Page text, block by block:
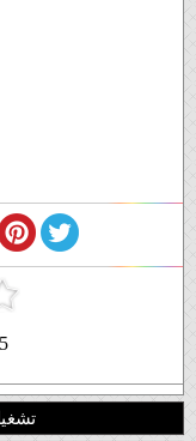
/5 (0